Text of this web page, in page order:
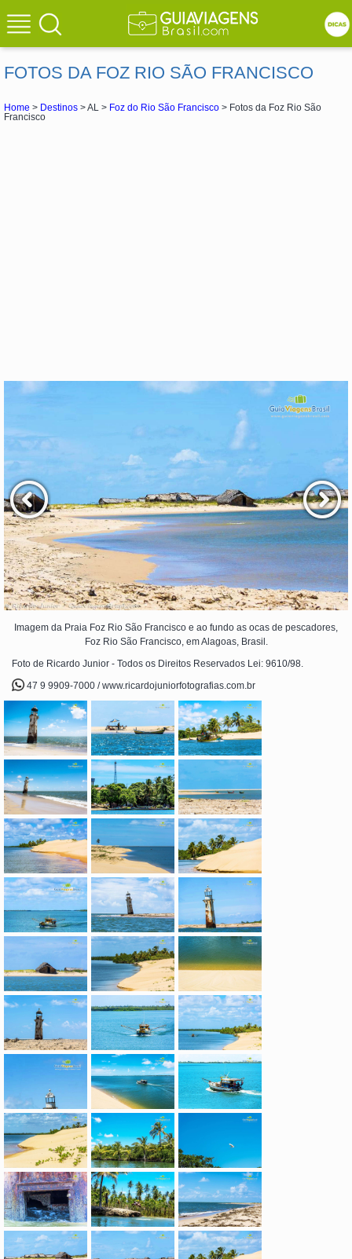
FOTOS DA FOZ RIO SÃO FRANCISCO
Home > Destinos > AL > Foz do Rio São Francisco > Fotos da Foz Rio São
Francisco
Imagem da Praia Foz Rio São Francisco e ao fundo as ocas de pescadores,
Foz Rio São Francisco, em Alagoas, Brasil.
Foto de Ricardo Junior - Todos os Direitos Reservados Lei: 9610/98.
47 9 9909-7000 / www.ricardojuniorfotografias.com.br